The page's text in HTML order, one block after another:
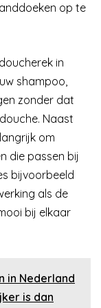
op te
in
shampoo,
zonder dat
Naast
om
die passen bij
bijvoorbeeld
als de
bij elkaar
in Nederland
is dan